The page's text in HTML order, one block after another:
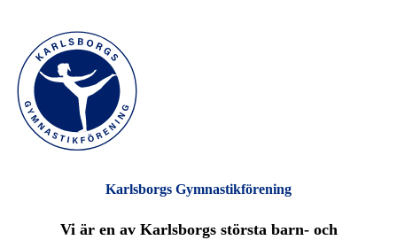
Karlsborgs Gymnastikförening
Vi är en av Karlsborgs största barn- och